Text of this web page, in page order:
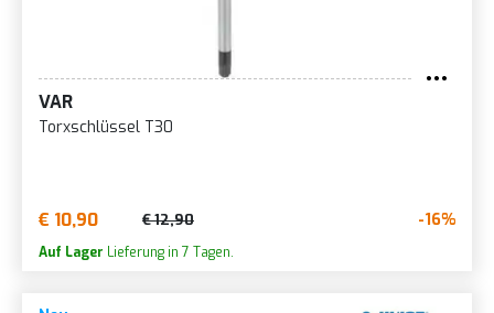
VAR
Torxschlüssel T30
€ 10,90 € 12,90 -16%
Auf Lager Lieferung in 7 Tagen.